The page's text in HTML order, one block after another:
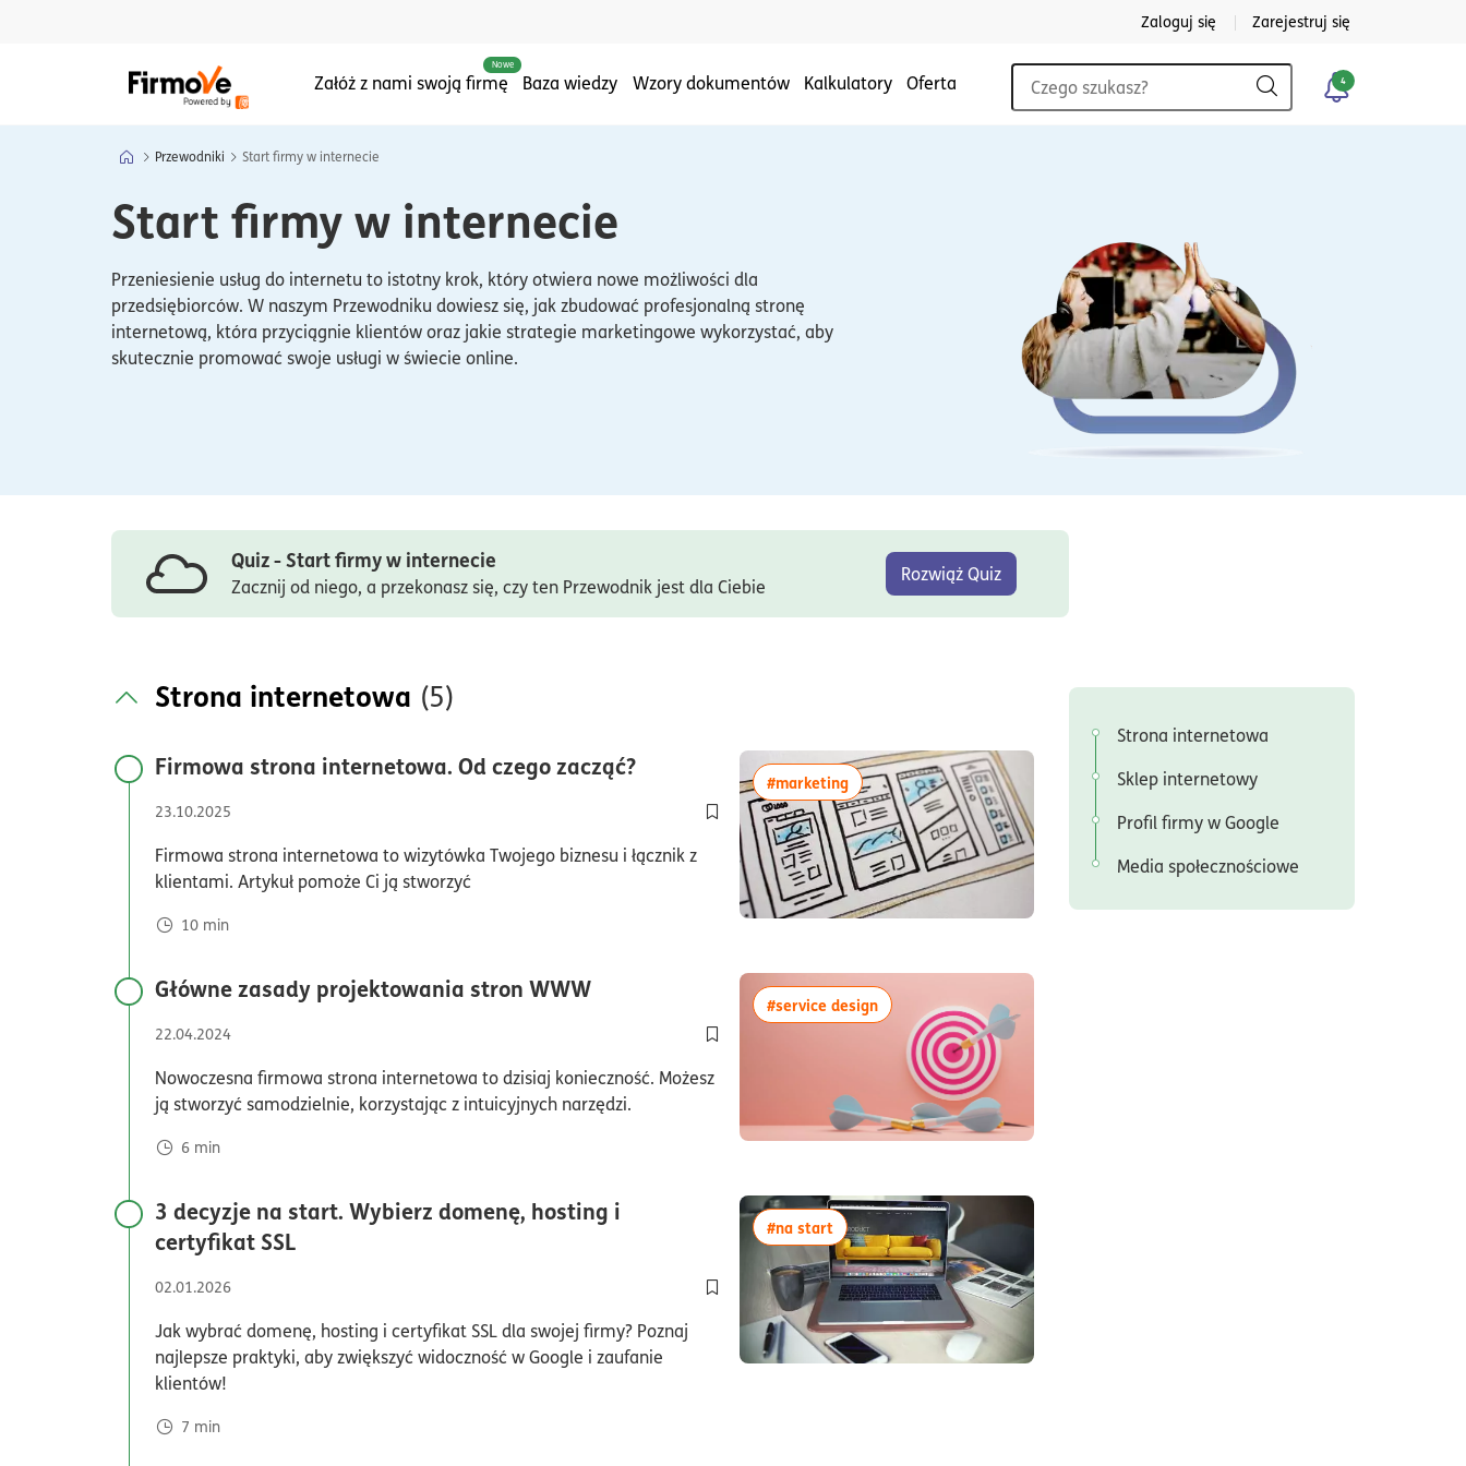
Zaloguj się Zarejestruj się
Menu główne serwisu
Załóż z nami swoją firmę
Nowe
Baza wiedzy Wzory dokumentów Kalkulatory Oferta
Wyszukiwarka
Szukaj
4
Przewodniki Start firmy w internecie
Start firmy w internecie
Przeniesienie usług do internetu to istotny krok, który otwiera nowe możliwości dla
przedsiębiorców. W naszym Przewodniku dowiesz się, jak zbudować profesjonalną stronę
internetową, która przyciągnie klientów oraz jakie strategie marketingowe wykorzystać, aby
skutecznie promować swoje usługi w świecie online.
Quiz - Start firmy w internecie
Zacznij od niego, a przekonasz się, czy ten Przewodnik jest dla Ciebie
Rozwiąż Quiz
Strona internetowa (5)
Firmowa strona internetowa. Od czego zacząć?czas czytania10minuty
23.10.2025
Dodaj do półki/usuń z półki artykuł Firmowa strona internetowa. Od czego zacząć?
Firmowa strona internetowa to wizytówka Twojego biznesu i łącznik z
klientami. Artykuł pomoże Ci ją stworzyć
10 min
#marketingwięcej artykułów z tagiem:#marketing
Główne zasady projektowania stron WWWczas czytania6minuty
22.04.2024
Dodaj do półki/usuń z półki artykuł Główne zasady projektowania stron WWW
Nowoczesna firmowa strona internetowa to dzisiaj konieczność. Możesz
ją stworzyć samodzielnie, korzystając z intuicyjnych narzędzi.
6 min
#service designwięcej artykułów z tagiem:#service design
3 decyzje na start. Wybierz domenę, hosting i
certyfikat SSLczas czytania7minuty
02.01.2026
Dodaj do półki/usuń z półki artykuł 3 decyzje na start. Wybierz domenę, hosting i certyfikat SSL
Jak wybrać domenę, hosting i certyfikat SSL dla swojej firmy? Poznaj
najlepsze praktyki, aby zwiększyć widoczność w Google i zaufanie
klientów!
7 min
#na startwięcej artykułów z tagiem:#na start
Strona internetowa
Sklep internetowy
Profil firmy w Google
Media społecznościowe